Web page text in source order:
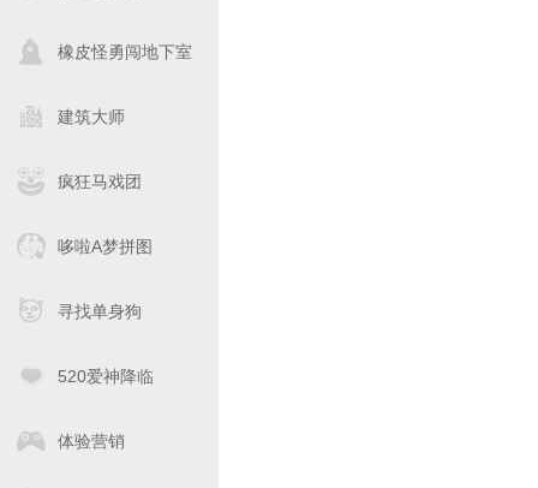
橡皮怪勇闯地下室
建筑大师
疯狂马戏团
哆啦A梦拼图
寻找单身狗
520爱神降临
体验营销